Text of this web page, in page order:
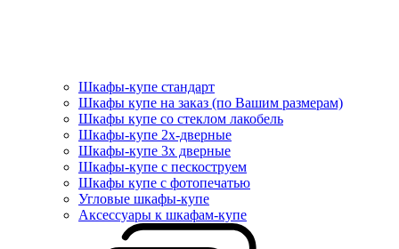
Шкафы-купе стандарт
Шкафы купе на заказ (по Вашим размерам)
Шкафы купе со стеклом лакобель
Шкафы-купе 2х-дверные
Шкафы-купе 3х дверные
Шкафы-купе с пескоструем
Шкафы купе с фотопечатью
Угловые шкафы-купе
Аксессуары к шкафам-купе